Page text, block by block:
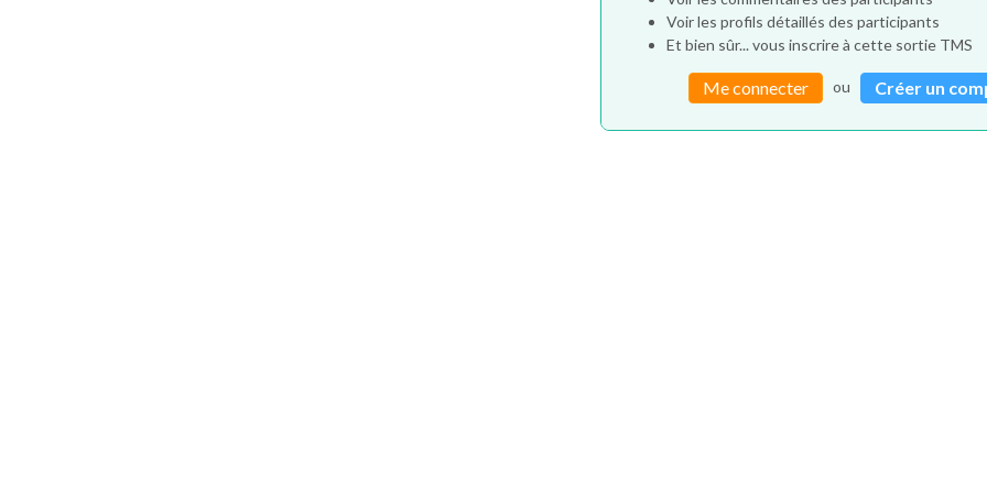
Voir les profils détaillés des participants
Et bien sûr... vous inscrire à cette sortie TMS
Me connecter ou Créer un